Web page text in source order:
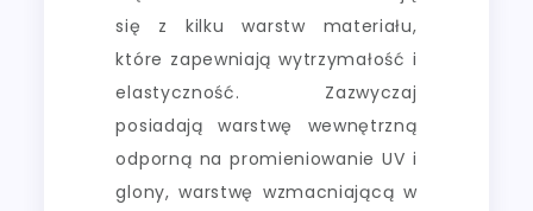
się z kilku warstw materiału,
które zapewniają wytrzymałość i
elastyczność. Zazwyczaj
posiadają warstwę wewnętrzną
odporną na promieniowanie UV i
glony, warstwę wzmacniającą w